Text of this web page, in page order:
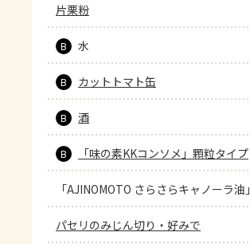
片栗粉
B 水
B カットトマト缶
B 酒
B 「味の素KKコンソメ」顆粒タイプ
「AJINOMOTO さらさらキャノーラ油」
パセリのみじん切り・好みで